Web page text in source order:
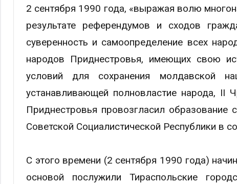
2 сентября 1990 года, «выражая волю
результате референдумов и сходов
суверенность и самоопределение всех
народов Приднестровья, имеющих свою
условий для сохранения молдавской
устанавливающей полновластие народа, II
Приднестровья провозгласил образование
Советской Социалистической Республики в
С этого времени (2 сентября 1990 года)
основой послужили Тираспольские